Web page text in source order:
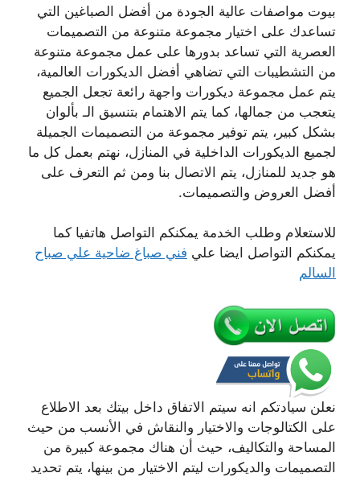
بيوت مواصفات عالية الجودة من أفضل الصباغين التي
تساعدك على اختيار مجموعة متنوعة من التصميمات
العصرية التي تساعد بدورها على عمل مجموعة متنوعة
من التشطيبات التي تضاهي أفضل الديكورات العالمية،
يتم عمل مجموعة ديكورات واجهة رائعة تجعل الجميع
يتعجب من جمالها، كما يتم الاهتمام بتنسيق الـ بألوان
بشكل كبير، يتم توفير مجموعة من التصميمات الجميلة
لجميع الديكورات الداخلية في المنازل، نهتم بعمل كل ما
هو جديد للمنازل، يتم الاتصال بنا ومن ثم التعرف على
أفضل العروض والتصميمات.
للاستعلام وطلب الخدمة يمكنكم التواصل هاتفيا كما
يمكنكم التواصل ايضا علي فني صباغ ضاحية علي صباح
السالم
نعلن سيادتكم انه سيتم الاتفاق داخل بيتك بعد الاطلاع
على الكتالوجات والاختيار والنقاش في الأنسب من حيث
المساحة والتكاليف، حيث أن هناك مجموعة كبيرة من
التصميمات والديكورات ليتم الاختيار من بينها، يتم تحديد